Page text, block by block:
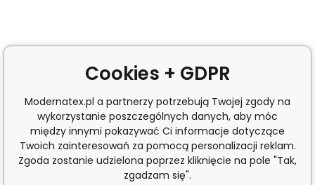
Cookies + GDPR
Modernatex.pl a partnerzy potrzebują Twojej zgody na
wykorzystanie poszczególnych danych, aby móc
między innymi pokazywać Ci informacje dotyczące
Twoich zainteresowań za pomocą personalizacji reklam.
Zgoda zostanie udzielona poprzez kliknięcie na pole "Tak,
zgadzam się".